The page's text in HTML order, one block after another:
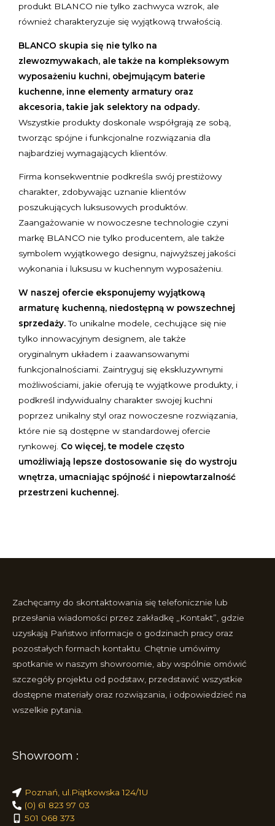
produkt BLANCO nie tylko zachwyca wzrok, ale
również charakteryzuje się wyjątkową trwałością.
BLANCO skupia się nie tylko na
zlewozmywakach, ale także na kompleksowym
wyposażeniu kuchni, obejmującym baterie
kuchenne, inne elementy armatury oraz
akcesoria, takie jak selektory na odpady.
Wszystkie produkty doskonale współgrają ze sobą,
tworząc spójne i funkcjonalne rozwiązania dla
najbardziej wymagających klientów.
Firma konsekwentnie podkreśla swój prestiżowy
charakter, zdobywając uznanie klientów
poszukujących luksusowych produktów.
Zaangażowanie w nowoczesne technologie czyni
markę BLANCO nie tylko producentem, ale także
symbolem wyjątkowego designu, najwyższej jakości
wykonania i luksusu w kuchennym wyposażeniu.
W naszej ofercie eksponujemy wyjątkową
armaturę kuchenną, niedostępną w powszechnej
sprzedaży.To unikalne modele, cechujące się nie
tylko innowacyjnym designem, ale także
oryginalnym układem i zaawansowanymi
funkcjonalnościami. Zaintryguj się ekskluzywnymi
możliwościami, jakie oferują te wyjątkowe produkty, i
podkreśl indywidualny charakter swojej kuchni
poprzez unikalny styl oraz nowoczesne rozwiązania,
które nie są dostępne w standardowej ofercie
rynkowej. Co więcej, te modele często
umożliwiają lepsze dostosowanie się do wystroju
wnętrza, umacniając spójność i niepowtarzalność
przestrzeni kuchennej.
Zachęcamy do skontaktowania się telefonicznie lub
przesłania wiadomości przez zakładkę „Kontakt”, gdzie
uzyskają Państwo informacje o godzinach pracy oraz
pozostałych formach kontaktu. Chętnie umówimy
spotkanie w naszym showroomie, aby wspólnie omówić
szczegóły projektu od podstaw, przedstawić wszystkie
dostępne materiały oraz rozwiązania, i odpowiedzieć na
wszelkie pytania.
Showroom :
Poznań, ul.Piątkowska 124/1U
(0) 61 823 97 03
501 068 373